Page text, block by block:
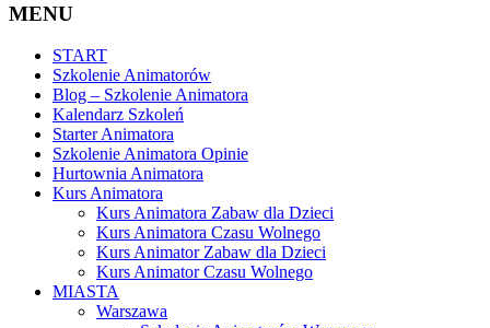
MENU
START
Szkolenie Animatorów
Blog – Szkolenie Animatora
Kalendarz Szkoleń
Starter Animatora
Szkolenie Animatora Opinie
Hurtownia Animatora
Kurs Animatora
Kurs Animatora Zabaw dla Dzieci
Kurs Animatora Czasu Wolnego
Kurs Animator Zabaw dla Dzieci
Kurs Animator Czasu Wolnego
MIASTA
Warszawa